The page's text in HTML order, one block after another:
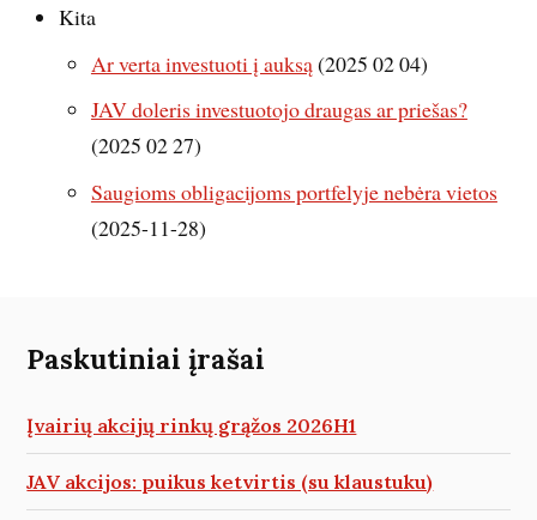
Kita
Ar verta investuoti į auksą(2025 02 04)
JAV doleris investuotojo draugas ar priešas?
(2025 02 27)
Saugioms obligacijoms portfelyje nebėra vietos
(2025-11-28)
Paskutiniai įrašai
Įvairių akcijų rinkų grąžos 2026H1
JAV akcijos: puikus ketvirtis (su klaustuku)